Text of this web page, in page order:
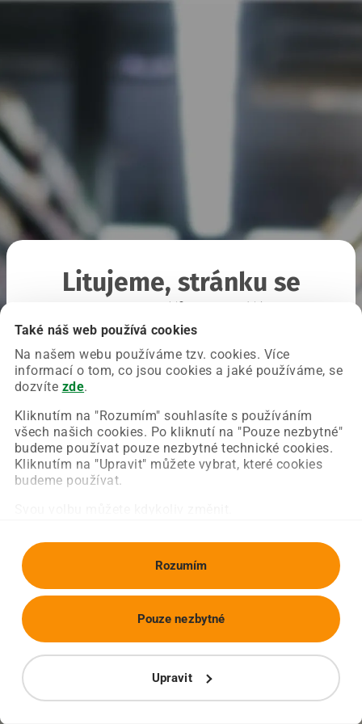
Také náš web používá cookies
Na našem webu používáme tzv. cookies. Více
informací o tom, co jsou cookies a jaké používáme, se
dozvíte zde.
Kliknutím na "Rozumím" souhlasíte s používáním
všech našich cookies. Po kliknutí na "Pouze nezbytné"
budeme používat pouze nezbytné technické cookies.
Kliknutím na "Upravit" můžete vybrat, které cookies
budeme používat.
Rozumím
Upravit
Pouze nezbytné
Litujeme, stránku se
Chyba nastala na naší straně a už ji opravujeme.
Zkuste prosím znovu načíst požadovanou stránku.
Obnovit stránku Úvodní strana